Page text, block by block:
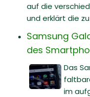
auf die
und erklärt die
Samsung
des
Das
im